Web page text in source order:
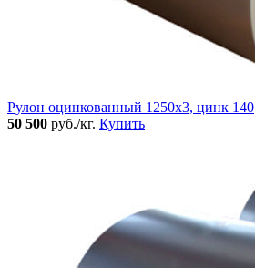
Рулон оцинкованный 1250х3, цинк 140
50 500 руб./кг. Купить